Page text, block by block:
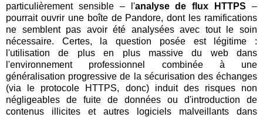
particulièrement sensible – l'analyse de flux HTTPS –
pourrait ouvrir une boîte de Pandore, dont les ramifications
ne semblent pas avoir été analysées avec tout le soin
nécessaire. Certes, la question posée est légitime :
l'utilisation de plus en plus massive du web dans
l'environnement professionnel combinée à une
généralisation progressive de la sécurisation des échanges
(via le protocole HTTPS, donc) induit des risques non
négligeables de fuite de données ou d'introduction de
contenus illicites et autres logiciels malveillants dans